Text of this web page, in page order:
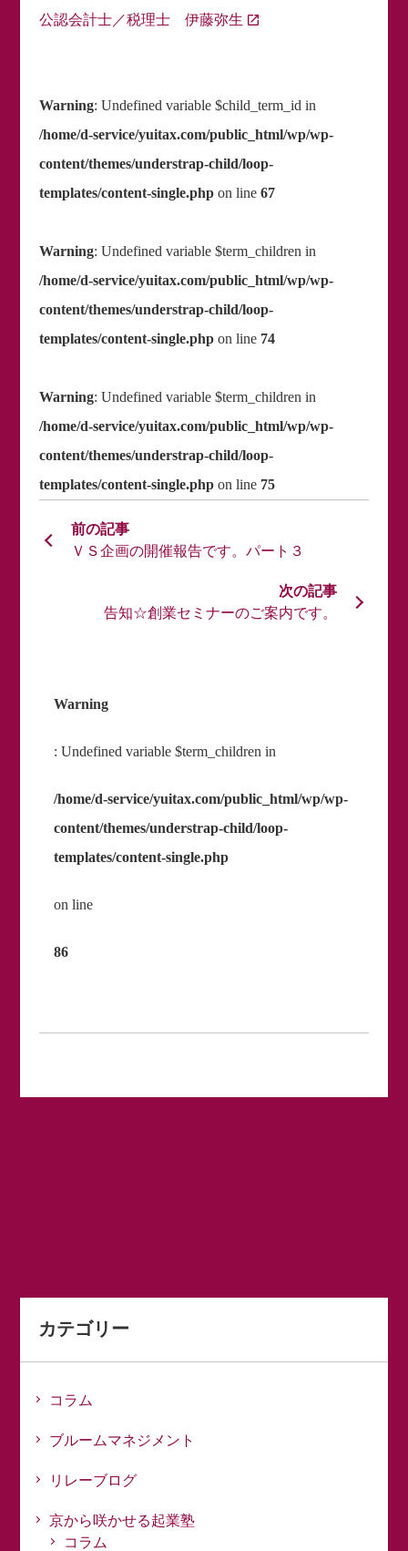
公認会計士／税理士 伊藤弥生
Warning: Undefined variable $child_term_id in
/home/d-service/yuitax.com/public_html/wp/wp-
content/themes/understrap-child/loop-
templates/content-single.phpon line 67
Warning: Undefined variable $term_children in
/home/d-service/yuitax.com/public_html/wp/wp-
content/themes/understrap-child/loop-
templates/content-single.phpon line 74
Warning: Undefined variable $term_children in
/home/d-service/yuitax.com/public_html/wp/wp-
content/themes/understrap-child/loop-
templates/content-single.phpon line 75
ＶＳ企画の開催報告です。パート３
Warning
: Undefined variable $term_children in
/home/d-service/yuitax.com/public_html/wp/wp-
content/themes/understrap-child/loop-
templates/content-single.php
on line
86
告知☆創業セミナーのご案内です。
カテゴリー
コラム
ブルームマネジメント
リレーブログ
京から咲かせる起業塾
コラム